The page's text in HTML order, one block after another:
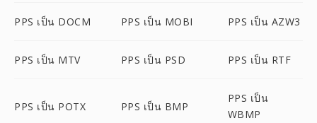
PPS เป็น DOCM PPS เป็น MOBI PPS เป็น AZW3
PPS เป็น MTV PPS เป็น PSD PPS เป็น RTF
PPS เป็น POTX PPS เป็น BMP
PPS เป็น
WBMP